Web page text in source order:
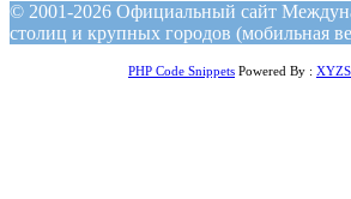
© 2001-2026 Официальный сайт
столиц и крупных городов (мобильная
PHP Code Snippets Powered By :